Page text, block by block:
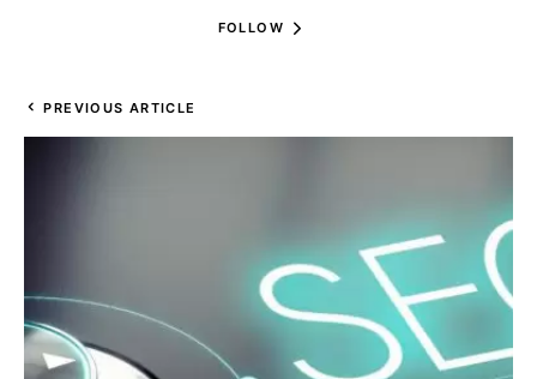
FOLLOW
PREVIOUS ARTICLE